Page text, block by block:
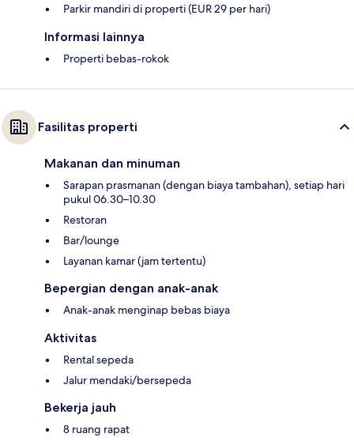
Parkir mandiri di properti (EUR 29 per hari)
Informasi lainnya
Properti bebas-rokok
Fasilitas properti
Makanan dan minuman
Sarapan prasmanan (dengan biaya tambahan), setiap hari
pukul 06.30–10.30
Restoran
Bar/lounge
Layanan kamar (jam tertentu)
Bepergian dengan anak-anak
Anak-anak menginap bebas biaya
Aktivitas
Rental sepeda
Jalur mendaki/bersepeda
Bekerja jauh
8 ruang rapat